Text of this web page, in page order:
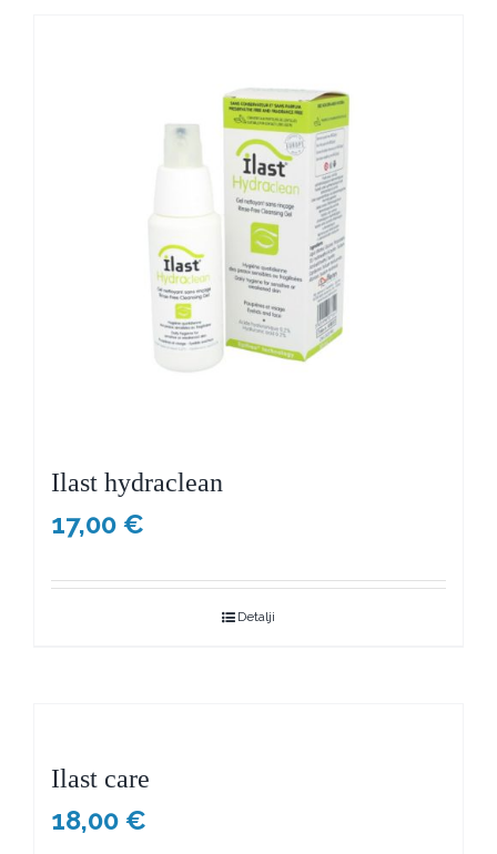
Ilast hydraclean
17,00 €
Detalji
Ilast care
18,00 €